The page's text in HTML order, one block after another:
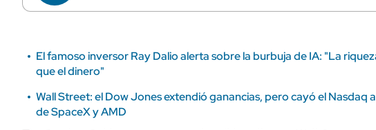
El famoso inversor Ray Dalio alerta sobre la burbuja de IA: "La
que el dinero"
Wall Street: el Dow Jones extendió ganancias, pero cayó el Nasdaq
de SpaceX y AMD